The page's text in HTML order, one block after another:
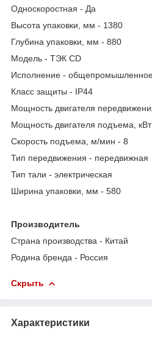
Односкоростная - Да
Высота упаковки, мм - 1380
Глубина упаковки, мм - 880
Модель - ТЭК CD
Исполнение -
Класс защиты - IP44
Мощность двигателя
Мощность двигателя подъема,
Скорость подъема, м/мин - 8
Тип передвижения - передвижная
Тип тали - электрическая
Ширина упаковки, мм - 580
Производитель
Страна производства - Китай
Родина бренда - Россия
Скрыть
Характеристики